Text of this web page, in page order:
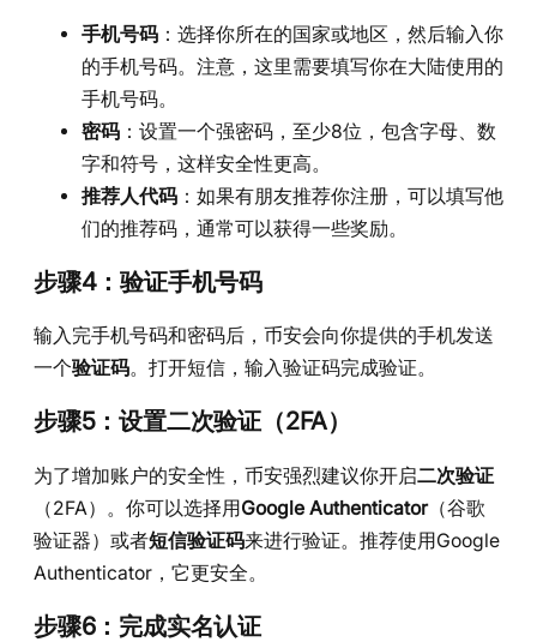
手机号码 ：选择你所在的国家或地区，然后输入你
的手机号码。注意，这里需要填写你在大陆使用的
手机号码。
密码 ：设置一个强密码，至少8位，包含字母、数
字和符号，这样安全性更高。
推荐人代码 ：如果有朋友推荐你注册，可以填写他
们的推荐码，通常可以获得一些奖励。
步骤4：验证手机号码
输入完手机号码和密码后，币安会向你提供的手机发送
一个验证码。打开短信，输入验证码完成验证。
步骤5：设置二次验证（2FA）
为了增加账户的安全性，币安强烈建议你开启二次验证
（2FA）。你可以选择用Google Authenticator（谷歌
验证器）或者短信验证码来进行验证。推荐使用Google
Authenticator，它更安全。
步骤6：完成实名认证